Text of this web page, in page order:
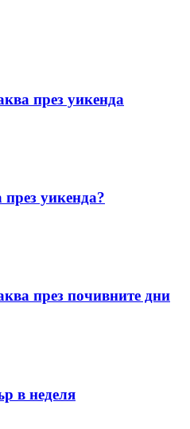
през уикенда
уикенда?
през почивните дни
в неделя